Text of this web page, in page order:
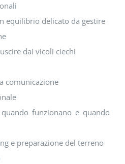
equilibrio delicato da gestire
dai vicoli ciechi
comunicazione
funzionano e quando
e preparazione del terreno